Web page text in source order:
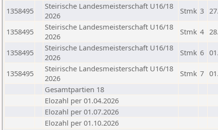
1358495
Steirische Landesmeisterschaft U16/18
2026
Stmk 3
1358495
Steirische Landesmeisterschaft U16/18
2026
Stmk 4
1358495
Steirische Landesmeisterschaft U16/18
2026
Stmk 6
1358495
Steirische Landesmeisterschaft U16/18
2026
Stmk 7
Gesamtpartien 18
Elozahl per 01.04.2026
Elozahl per 01.07.2026
Elozahl per 01.10.2026